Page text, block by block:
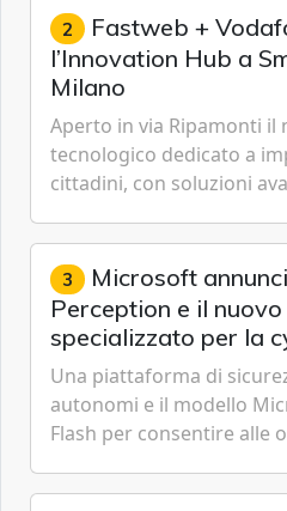
2 Fastweb +
l’Innovation Hub a
Milano
Aperto in via Ripamonti il
tecnologico dedicato a
cittadini, con soluzioni
Cybersecurity.
3 Microsoft
Perception e il
specializzato per la
Una piattaforma di
autonomi e il modello
Flash per consentire alle
gestione continua del